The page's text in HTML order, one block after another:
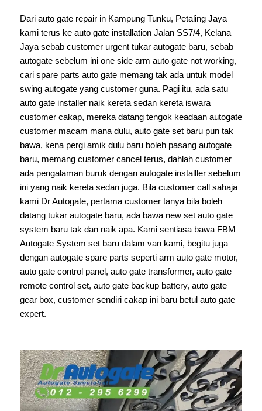
Dari auto gate repair in Kampung Tunku, Petaling Jaya
kami terus ke auto gate installation Jalan SS7/4, Kelana
Jaya sebab customer urgent tukar autogate baru, sebab
autogate sebelum ini one side arm auto gate not working,
cari spare parts auto gate memang tak ada untuk model
swing autogate yang customer guna. Pagi itu, ada satu
auto gate installer naik kereta sedan kereta iswara
customer cakap, mereka datang tengok keadaan autogate
customer macam mana dulu, auto gate set baru pun tak
bawa, kena pergi amik dulu baru boleh pasang autogate
baru, memang customer cancel terus, dahlah customer
ada pengalaman buruk dengan autogate installler sebelum
ini yang naik kereta sedan juga. Bila customer call sahaja
kami Dr Autogate, pertama customer tanya bila boleh
datang tukar autogate baru, ada bawa new set auto gate
system baru tak dan naik apa. Kami sentiasa bawa FBM
Autogate System set baru dalam van kami, begitu juga
dengan autogate spare parts seperti arm auto gate motor,
auto gate control panel, auto gate transformer, auto gate
remote control set, auto gate backup battery, auto gate
gear box, customer sendiri cakap ini baru betul auto gate
expert.